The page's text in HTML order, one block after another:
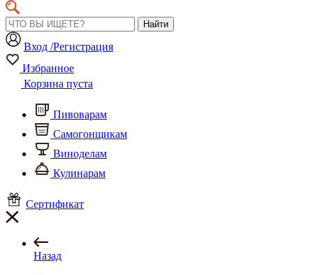
Найти
Вход /Регистрация
Избранное
Корзина пуста
Пивоварам
Самогонщикам
Виноделам
Кулинарам
Сертификат
Назад